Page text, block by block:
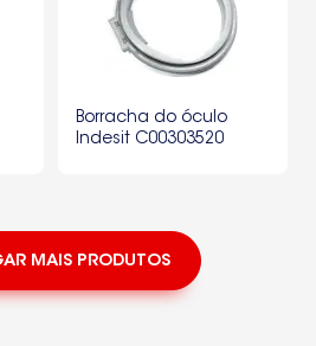
Borracha do óculo
Indesit C00303520
MAIS PRODUTOS